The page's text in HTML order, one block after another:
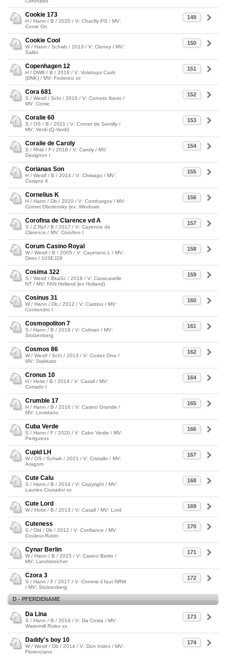
149
Cookie 173
H / Hann / B / 2020 / V: Chacfly PS / MV:
Come On
150
Cookie Cool
W / Hann / Schwb / 2013 / V: Cloney / MV:
Salito
151
Copenhagen 12
H / DWB / B / 2018 / V: Volstrups Cash
(DNK) / MV: Federico xx
152
Cora 681
S / Westf / Schi / 2016 / V: Cornets Iberio /
MV: Comic
153
Coralie 60
S / OS / B / 2021 / V: Cornet de Semilly /
MV: Verdi (Q-Verdi)
154
Coralie de Caroly
S / Rhld / F / 2018 / V: Caroly / MV:
Davignon I
155
Corianas Son
H / Westf / B / 2014 / V: Chiwago / MV:
Coriano 4
156
Cornelius K
H / Hann / Db / 2020 / V: Conthargos / MV:
Cornet Obolensky (ex: Windows
157
Corofina de Clarence vd A
S / Z.Rpf / B / 2017 / V: Cayenne de
Clarence / MV: Corofino I
158
Corum Casino Royal
W / Westf / B / 2005 / V: Cayetano L / MV:
Direx / 103EJ28
159
Cosima 322
S / Westf / BkaSc / 2018 / V: Casscavelle
NT / MV: FAN Holland (ex Holland)
160
Cosinus 31
W / Hann / Db / 2012 / V: Castino / MV:
Contendro I
161
Cosmopoliton 7
S / Hann / B / 2019 / V: Colman / MV:
Stolzenberg
162
Cosmos 86
W / Westf / Schi / 2013 / V: Codex One /
MV: Stakkato
164
Cronus 10
H / Holst / B / 2014 / V: Casall / MV:
Corrado I
165
Crumble 17
H / Hann / B / 2016 / V: Casino Grande /
MV: Levistano
166
Cuba Verde
S / Hann / F / 2020 / V: Cabo Verde / MV:
Perigueux
167
Cupid LH
W / OS / Schwb / 2021 / V: Cristallo / MV:
Aragorn
168
Cute Calu
S / Hann / B / 2014 / V: Copyright / MV:
Lauries Crusador xx
169
Cute Lord
W / Holst / B / 2013 / V: Casall / MV: Lord
170
Cuteness
S / Old / Db / 2012 / V: Confiance / MV:
Couleur-Rubin
171
Cynar Berlin
W / Hann / B / 2015 / V: Casino Berlin /
MV: Landstreicher
172
Czora 3
S / Hann / F / 2017 / V: Comme il faut NRW
/ MV: Stolzenberg
D - PFERDENAME
173
Da Lina
S / Hann / B / 2019 / V: Da Costa / MV:
Watermill Rolex xx
174
Daddy's boy 10
W / Westf / Db / 2014 / V: Don Index / MV:
Florenciano